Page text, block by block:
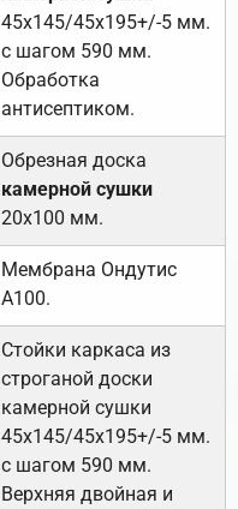
45х145/45х195+/-5 мм.
с шагом 590 мм.
Обработка
антисептиком.
Обрезная доска
камерной сушки
20х100 мм.
Мембрана Ондутис
А100.
Стойки каркаса из
строганой доски
камерной сушки
45х145/45х195+/-5 мм.
с шагом 590 мм.
Верхняя двойная и